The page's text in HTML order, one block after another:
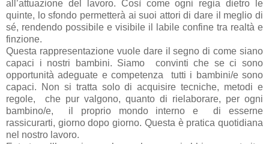
all’attuazione del lavoro. Così come ogni regia dietro le
quinte, lo sfondo permetterà ai suoi attori di dare il meglio di
sé, rendendo possibile e visibile il labile confine tra realtà e
finzione.
Questa rappresentazione vuole dare il segno di come siano
capaci i nostri bambini. Siamo
convinti che se ci sono
opportunità adeguate e competenza
tutti i bambini/e sono
capaci. Non si tratta solo di acquisire tecniche, metodi e
regole,
che pur valgono, quanto di rielaborare, per ogni
bambino/e,
il proprio mondo interno e
di esserne
rassicurarti, giorno dopo giorno. Questa è pratica quotidiana
nel nostro lavoro.